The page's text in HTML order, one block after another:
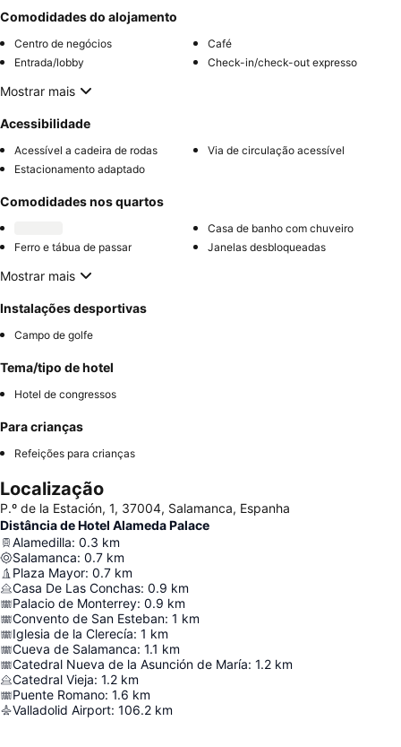
Comodidades do alojamento
Centro de negócios
Café
Entrada/lobby
Check-in/check-out expresso
Mostrar mais
Acessibilidade
Acessível a cadeira de rodas
Via de circulação acessível
Estacionamento adaptado
Comodidades nos quartos
Casa de banho com chuveiro
Ferro e tábua de passar
Janelas desbloqueadas
Mostrar mais
Instalações desportivas
Campo de golfe
Tema/tipo de hotel
Hotel de congressos
Para crianças
Refeições para crianças
Localização
P.º de la Estación, 1, 37004, Salamanca, Espanha
Distância de Hotel Alameda Palace
Alamedilla: 0.3 km
Salamanca: 0.7 km
Plaza Mayor: 0.7 km
Casa De Las Conchas: 0.9 km
Palacio de Monterrey: 0.9 km
Convento de San Esteban: 1 km
Iglesia de la Clerecía: 1 km
Cueva de Salamanca: 1.1 km
Catedral Nueva de la Asunción de María: 1.2 km
Catedral Vieja: 1.2 km
Puente Romano: 1.6 km
Valladolid Airport: 106.2 km